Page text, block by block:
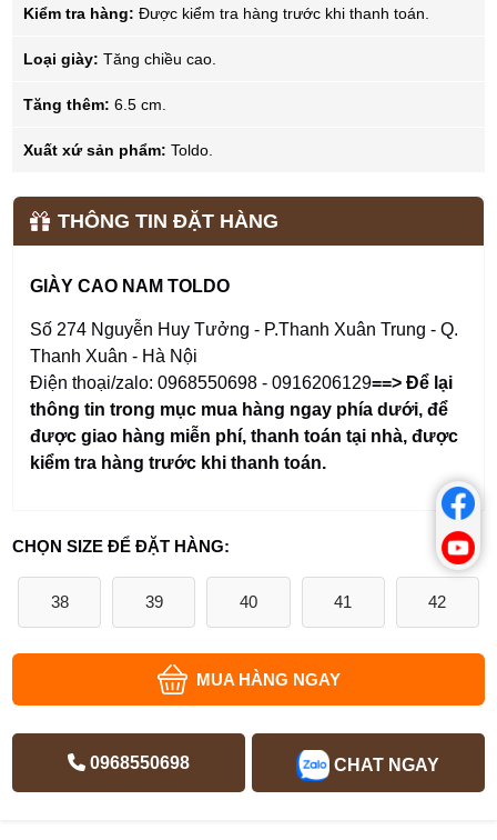
Kiểm tra hàng: Được kiểm tra hàng trước khi thanh toán.
Loại giày: Tăng chiều cao.
Tăng thêm: 6.5 cm.
Xuất xứ sản phẩm: Toldo.
THÔNG TIN ĐẶT HÀNG
GIÀY CAO NAM TOLDO
Số 274 Nguyễn Huy Tưởng - P.Thanh Xuân Trung - Q.
Thanh Xuân - Hà Nội
Điện thoại/zalo: 0968550698 - 0916206129==> Để lại
thông tin trong mục mua hàng ngay phía dưới,để
được giao hàng miễn phí, thanh toán tại nhà, được
kiểm tra hàng trước khi thanh toán.
CHỌN SIZE ĐỂ ĐẶT HÀNG:
38 39 40 41 42
MUA HÀNG NGAY
0968550698 CHAT NGAY